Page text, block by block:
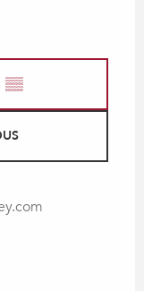
▒▒